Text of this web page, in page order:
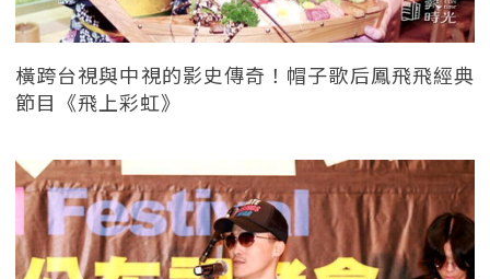
橫跨台視與中視的影史傳奇！帽子歌后鳳飛飛經典
節目《飛上彩虹》